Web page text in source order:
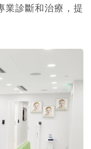
業診斷和治療，提